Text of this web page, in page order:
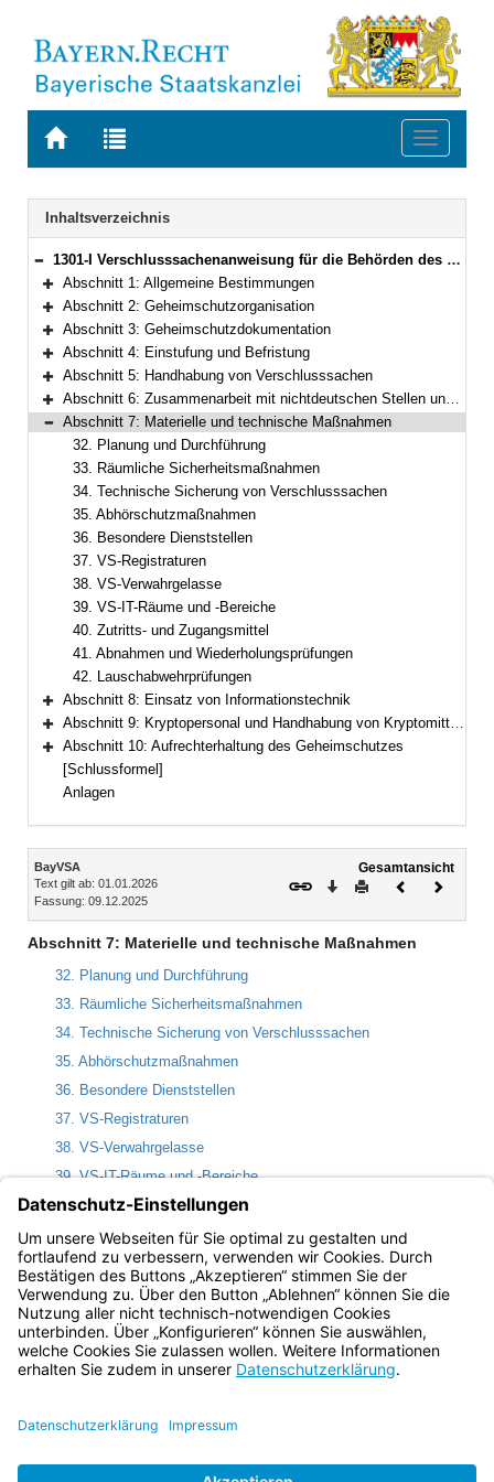
Zur
BAYERN.RECHT
Zur
letzten
Suche
Toggle
Navigation
Inhaltsverzeichnis
Bereich reduzieren
1301-I Verschlusssachenanweisung für die Behörden des Freistaates Bayern (Bayerische Verschlusssachenanweisung – BayVSA) Bekanntmachung der Bayerischen Staatsregierung vom 9. Dezember 2025, Az. B II 2 – G 31/22-1 (BayMBl. Nr. 571 ; 2026 Nr. 16)
Bereich erweitern
Abschnitt 1: Allgemeine Bestimmungen
Bereich erweitern
Abschnitt 2: Geheimschutzorganisation
Bereich erweitern
Abschnitt 3: Geheimschutzdokumentation
Bereich erweitern
Abschnitt 4: Einstufung und Befristung
Bereich erweitern
Abschnitt 5: Handhabung von Verschlusssachen
Bereich erweitern
Abschnitt 6: Zusammenarbeit mit nichtdeutschen Stellen und nichtöffentlichen Stellen mit Sitz im Ausland
Bereich reduzieren
Abschnitt 7: Materielle und technische Maßnahmen
32. Planung und Durchführung
33. Räumliche Sicherheitsmaßnahmen
34. Technische Sicherung von Verschlusssachen
35. Abhörschutzmaßnahmen
36. Besondere Dienststellen
37. VS-Registraturen
38. VS-Verwahrgelasse
39. VS-IT-Räume und -Bereiche
40. Zutritts- und Zugangsmittel
41. Abnahmen und Wiederholungsprüfungen
42. Lauschabwehrprüfungen
Bereich erweitern
Abschnitt 8: Einsatz von Informationstechnik
Bereich erweitern
Abschnitt 9: Kryptopersonal und Handhabung von Kryptomitteln
Bereich erweitern
Abschnitt 10: Aufrechterhaltung des Geheimschutzes
[Schlussformel]
Anlagen
Inhalt
BayVSA
Text gilt ab: 01.01.2026
Fassung: 09.12.2025
Gesamtansicht
Download
DruckenVorheriges
Abschnitt 7: Materielle und technische Maßnahmen
32. Planung und Durchführung
33. Räumliche Sicherheitsmaßnahmen
34. Technische Sicherung von Verschlusssachen
35. Abhörschutzmaßnahmen
36. Besondere Dienststellen
37. VS-Registraturen
38. VS-Verwahrgelasse
39. VS-IT-Räume und -Bereiche
40. Zutritts- und Zugangsmittel
41. Abnahmen und Wiederholungsprüfungen
42. Lauschabwehrprüfungen
Bayern.de
BayernPortal
Impressum